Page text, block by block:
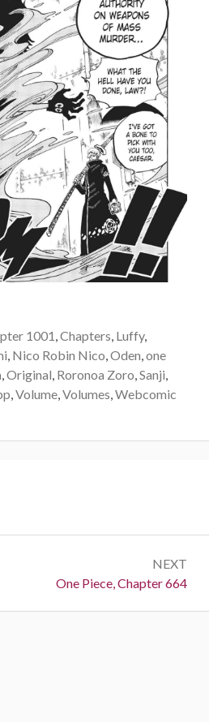
1001,Chapters, Luffy,
, Nico Robin Nico,Oden,one
,Original, Roronoa Zoro,Sanji,
,Volume,Volumes,Webcomic
NEXT
Next:
One Piece, Chapter 664